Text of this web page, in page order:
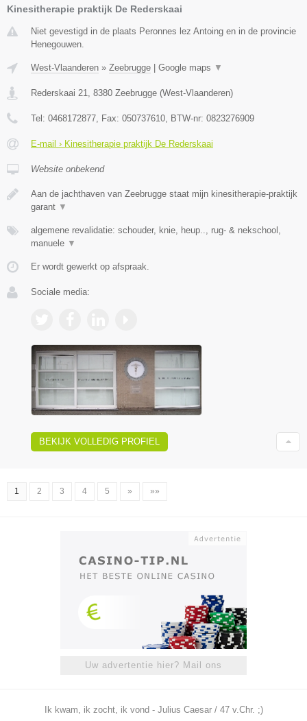
Kinesitherapie praktijk De Rederskaai
Niet gevestigd in de plaats Peronnes lez Antoing en in de provincie
Henegouwen.
West-Vlaanderen » Zeebrugge | Google maps ▼
Rederskaai 21 8380 Zeebrugge (West-Vlaanderen)
Tel: 0468172877 , Fax: 050737610 , BTW-nr: 0823276909
E-mail › Kinesitherapie praktijk De Rederskaai
Website onbekend
Aan de jachthaven van Zeebrugge staat mijn kinesitherapie-praktijk
garant ▼
algemene revalidatie: schouder, knie, heup.., rug- & nekschool,
manuele ▼
Er wordt gewerkt op afspraak.
Sociale media:
BEKIJK VOLLEDIG PROFIEL
1 2 3 4 5 » »»
Uw advertentie hier? Mail ons
Ik kwam, ik zocht, ik vond - Julius Caesar / 47 v.Chr. ;)